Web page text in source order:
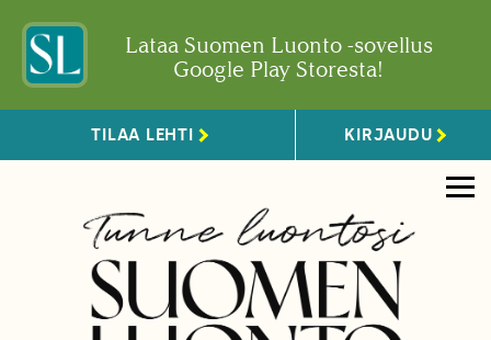
Lataa Suomen Luonto -sovellus
Google Play Storesta!
TILAA LEHTI KIRJAUDU